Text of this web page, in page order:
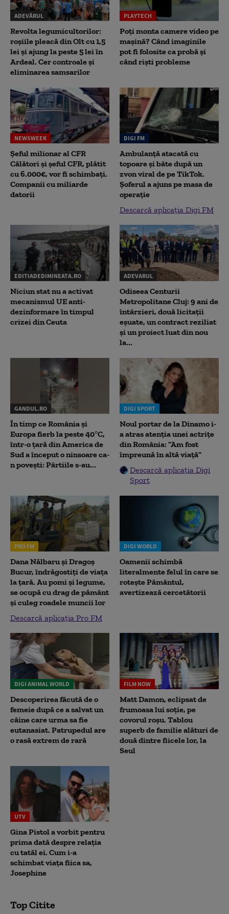
ADEVĂRUL
Revolta legumicultorilor:
roșiile pleacă din Olt cu 1,5
lei și ajung la peste 5 lei în
Ardeal. Cer controale și
eliminarea samsarilor
PLAYTECH
Poți monta camere video pe
mașină? Când imaginile
pot fi folosite ca probă și
când riști probleme
NEWSWEEK
Șeful milionar al CFR
Călători și șeful CFR, plătit
cu 6.000€, vor fi schimbați.
Companii cu miliarde
datorii
DIGI FM
Ambulanță atacată cu
topoare și bâte după un
zvon viral de pe TikTok.
Șoferul a ajuns pe masa de
operație
Descarcă aplicația Digi FM
EDITIADEDIMINEATA.RO
Niciun stat nu a activat
mecanismul UE anti-
dezinformare în timpul
crizei din Ceuta
ADEVARUL
Odiseea Centurii
Metropolitane Cluj: 9 ani de
întârzieri, două licitații
eșuate, un contract reziliat
și un proiect luat din nou
la...
GANDUL.RO
În timp ce România și
Europa fierb la peste 40°C,
într-o țară din America de
Sud a început o ninsoare ca-
n povești: Pârtiile s-au...
DIGI SPORT
Noul portar de la Dinamo i-
a atras atenția unei actrițe
din România: ”Am fost
împreună în altă viață”
Descarcă aplicația Digi
Sport
PRO FM
Dana Nălbaru și Dragoș
Bucur, îndrăgostiți de viața
la țară. Au pomi și legume,
se ocupă cu drag de pământ
și culeg roadele muncii lor
Descarcă aplicația Pro FM
DIGI WORLD
Oamenii schimbă
literalmente felul în care se
rotește Pământul,
avertizează cercetătorii
DIGI ANIMAL WORLD
Descoperirea făcută de o
femeie după ce a salvat un
câine care urma sa fie
eutanasiat. Patrupedul are
o rasă extrem de rară
FILM NOW
Matt Damon, eclipsat de
frumoasa lui soție, pe
covorul roșu. Tablou
superb de familie alături de
două dintre fiicele lor, la
Seul
UTV
Gina Pistol a vorbit pentru
prima dată despre relația
cu tatăl ei. Cum i-a
schimbat viața fiica sa,
Josephine
Top Citite